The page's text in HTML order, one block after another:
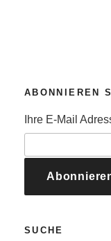
ABONNIEREN
Ihre E-Mail
SUCHE